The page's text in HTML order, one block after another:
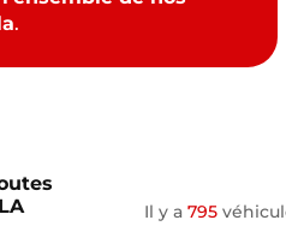
.
Il y a 795